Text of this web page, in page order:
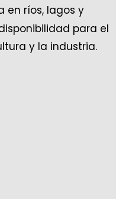
en ríos, lagos y
para el
y la industria.